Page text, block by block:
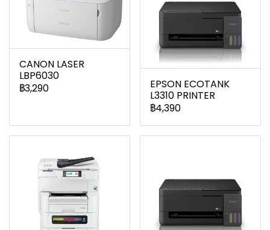
CANON LASER
LBP6030
฿3,290
EPSON ECOTANK
L3310 PRINTER
฿4,390